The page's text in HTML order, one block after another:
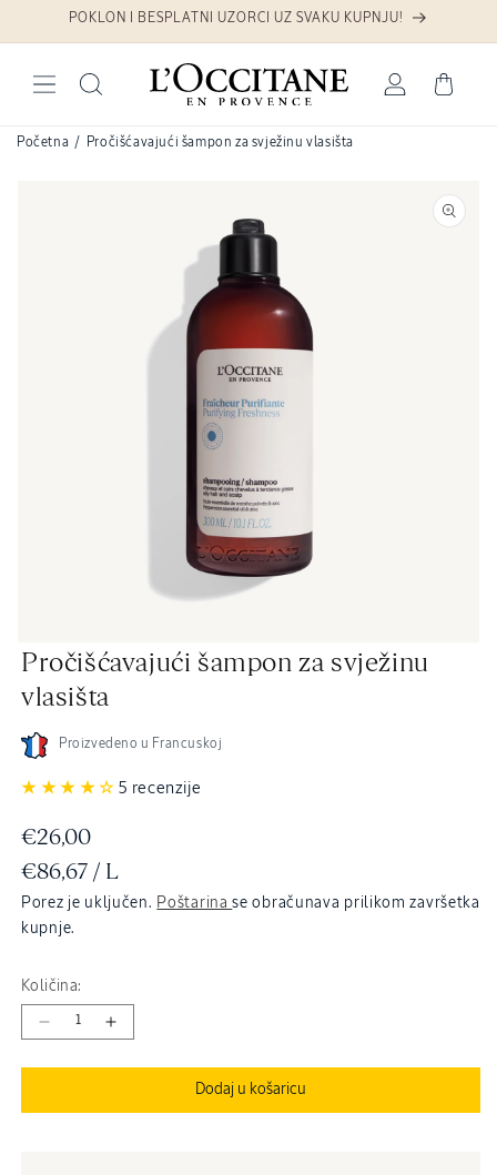
Preskoči na sadržaj
POKLON I BESPLATNI UZORCI UZ SVAKU KUPNJU!
Prijava Košarica
Početna / Pročišćavajući šampon za svježinu vlasišta
medij
u
dijaloškom
Pročišćavajući šampon za svježinu
vlasišta
Proizvedeno u Francuskoj
5 recenzije
Redovna
cijena
€26,00
JEDINIČNA
CIJENA
€86,67 / PO
L
Porez je uključen. Poštarinase obračunava prilikom završetka
kupnje.
Količina:
Smanji
šampon
Povećaj
Pročišćavajući
šampon
Dodaj u košaricu